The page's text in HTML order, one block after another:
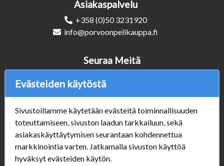
Asiakaspalvelu
+358 (0)50 3231920
info@porvoonpelikauppa.fi
Verkkokauppa
#Yhteiskuntavastuu
#porvoonsithlord
Tilaus- ja toimitusehdot
ALE TUOTTEET
Seuraa Meitä
Evästeiden käytöstä
Sivustoillamme käytetään evästeitä toiminnallisuuden
toteuttamiseen, sivuston laadun tarkkailuun, sekä
asiakaskäyttäytymisen seurantaan kohdennettua
markkinointia varten. Jatkamalla sivuston käyttöä
hyväksyt evästeiden käytön.